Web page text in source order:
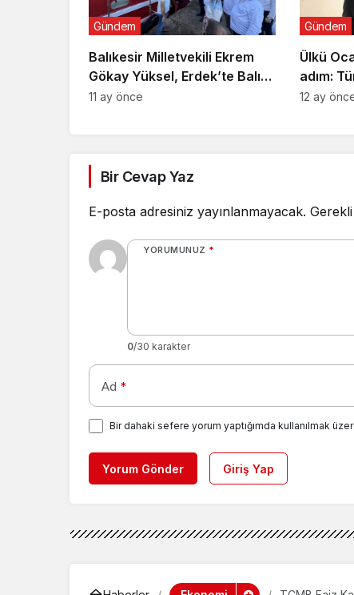
Balıkesir Milletvekili Ekrem
Gökay Yüksel, Erdek’te Balık
Avı Sezonunu “Vira Bismillah”
Gündem
11 ay önce
Ülkü
adım:
Merkezi
Gündem
12 ay
Bir Cevap Yaz
E-posta adresiniz yayınlanmayacak.
YORUMUNUZ *
0/30 karakter
Ad *
Bir dahaki sefere yorum yaptığımda kullanılmak
Yorum Gönder Giriş Yap